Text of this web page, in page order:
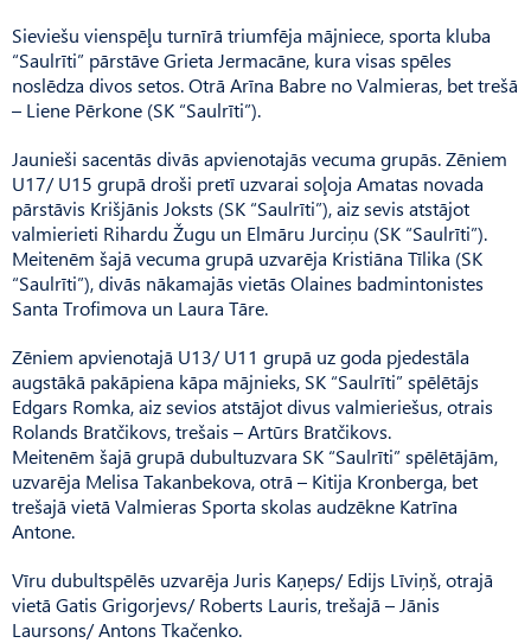
Sieviešu vienspēļu turnīrā triumfēja mājniece, sporta kluba
“Saulrīti” pārstāve Grieta Jer­macāne, kura visas spēles
noslēdza divos setos. Otrā Arīna Babre no Valmieras, bet trešā
– Liene Pērkone (SK “Saulrīti”).
Jaunieši sacentās divās apvienotajās vecuma grupās. Zēniem
U17/ U15 grupā droši pretī uzvarai soļoja Amatas novada
pārstāvis Krišjānis Joksts (SK “Saul­rīti”), aiz sevis atstājot
valmierieti Rihardu Žugu un Elmāru Jurciņu (SK “Saulrīti”).
Meitenēm šajā vecuma grupā uzvarēja Kristiāna Tīlika (SK
“Saulrīti”), divās nākamajās vietās Olaines badmintonistes
Santa Trofimova un Laura Tāre.
Zēniem apvienotajā U13/ U11 grupā uz goda pjedestāla
augstākā pakāpiena kāpa mājnieks, SK “Saulrīti” spēlētājs
Edgars Rom­ka, aiz sevios atstājot divus valmieriešus, otrais
Rolands Bratčikovs, trešais – Artūrs Bratčikovs.
Meitenēm šajā grupā dubultuzvara SK “Saulrīti” spēlētājām,
uzvarēja Melisa Takanbekova, otrā – Kitija Kronberga, bet
trešajā vietā Valmieras Sporta skolas audzēkne Katrīna
Antone.
Vīru dubultspēlēs uzvarēja Juris Kaņeps/ Edijs Līviņš, otrajā
vietā Gatis Grigorjevs/ Roberts Lauris, trešajā – Jānis
Laursons/ Antons Tkačenko.